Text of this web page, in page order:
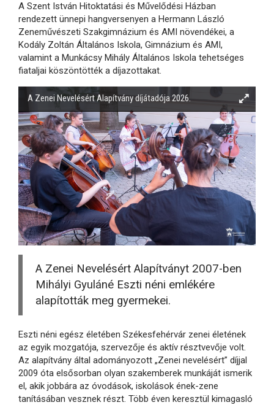
A Szent István Hitoktatási és Művelődési Házban
rendezett ünnepi hangversenyen a Hermann László
Zeneművészeti Szakgimnázium és AMI növendékei, a
Kodály Zoltán Általános Iskola, Gimnázium és AMI,
valamint a Munkácsy Mihály Általános Iskola tehetséges
fiataljai köszöntötték a díjazottakat.
A Zenei Nevelésért Alapítvány díjátadója 2026.
A Zenei Nevelésért Alapítványt 2007-ben
Mihályi Gyuláné Eszti néni emlékére
alapították meg gyermekei.
Eszti néni egész életében Székesfehérvár zenei életének
az egyik mozgatója, szervezője és aktív résztvevője volt.
Az alapítvány által adományozott „Zenei nevelésért” díjjal
2009 óta elsősorban olyan szakemberek munkáját ismerik
el, akik jobbára az óvodások, iskolások ének-zene
tanításában vesznek részt. Több éven keresztül kimagasló